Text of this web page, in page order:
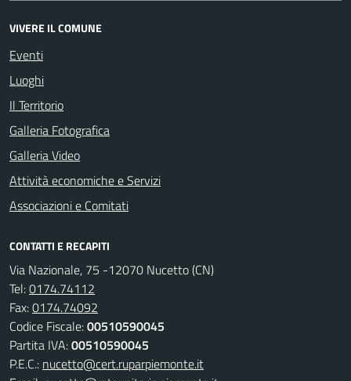
VIVERE IL COMUNE
Eventi
Luoghi
Il Territorio
Galleria Fotografica
Galleria Video
Attività economiche e Servizi
Associazioni e Comitati
CONTATTI E RECAPITI
Via Nazionale, 75 -12070 Nucetto (CN)
Tel:0174.74112
Fax:0174.74092
Codice Fiscale:00510590045
Partita IVA:00510590045
P.E.C.: nucetto@cert.ruparpiemonte.it